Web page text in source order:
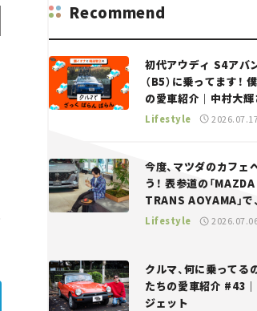
Recommend
初代アウディ S4アバ
（B5）に乗ってます！
の愛車紹介｜中村大輝
——瀬イオナと嶋田智之
Lifestyle
今度、マツダのカフェ
う！ 表参道の「MAZDA
TRANS AOYAMA」で
っとひと息。——連載｜
Lifestyle
クルマ、何に乗ってる
たちの愛車紹介 #43
ジェット